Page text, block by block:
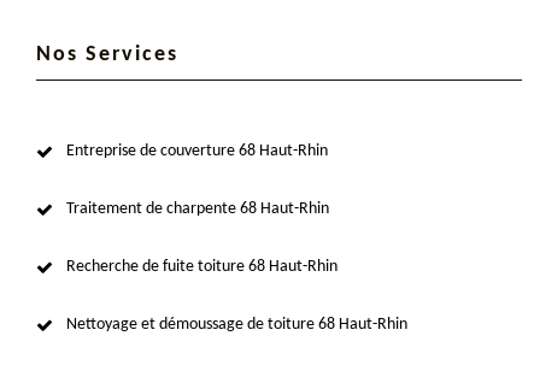
Nos Services
Entreprise de couverture 68 Haut-Rhin
Traitement de charpente 68 Haut-Rhin
Recherche de fuite toiture 68 Haut-Rhin
Nettoyage et démoussage de toiture 68 Haut-Rhin